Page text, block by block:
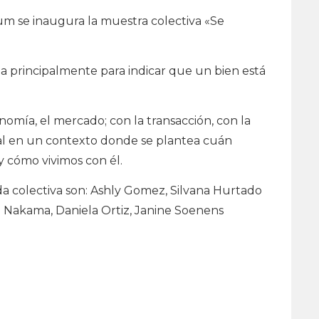
se inaugura la muestra colectiva «Se
principalmente para indicar que un bien está
el mercado; con la transacción, con la
en un contexto donde se plantea cuán
vivimos con él.
colectiva son: Ashly Gomez, Silvana Hurtado
Daniela Ortiz, Janine Soenens